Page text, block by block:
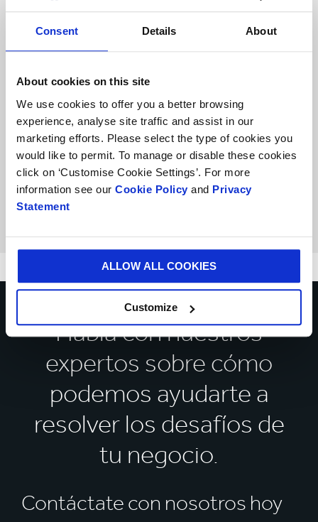
Consent Details About
About cookies on this site
We use cookies to offer you a better browsing
experience, analyse site traffic and assist in our
marketing efforts. Please select the type of cookies you
would like to permit. To manage or disable these cookies
click on ‘Customise Cookie Settings’. For more
information see our Cookie Policy and Privacy
Statement
ALLOW ALL COOKIES
Customize
crucial hacer un compromiso claro y asegurar
que las personas adecuadas participen en
con todos los requisitos, mientras que el
significativo. Este fuerte compromiso fue, en
última instancia, la clave del éxito del
proyecto."
Mike Manfred Huth-Sammet, Gerente
Principal de Cadena de Suministro en
Habla con nuestros
expertos sobre cómo
podemos ayudarte a
resolver los desafíos de
tu negocio.
Contáctate con nosotros hoy